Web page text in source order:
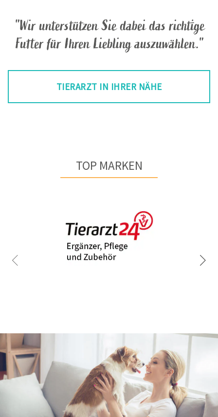
"Wir unterstützen Sie dabei das richtige
Futter für Ihren Liebling auszuwählen."
TIERARZT IN IHRER NÄHE
TOP MARKEN